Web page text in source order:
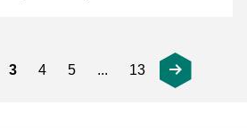
3 4 5 ... 13